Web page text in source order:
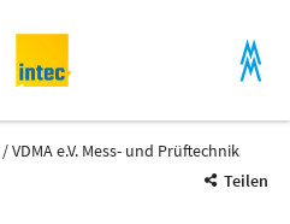
VDMA e.V. Mess- und Prüftechnik
Teilen